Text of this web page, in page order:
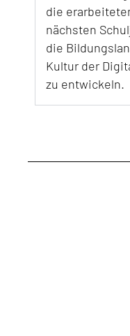
die
nächsten
die
Kultur der
zu entwickeln.